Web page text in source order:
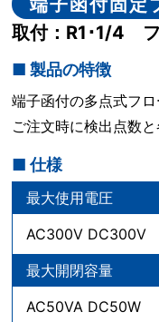
取付：R1･1/4
■ 製品の特徴
端子函付の多点式フロ
ご注文時に検出点数
■ 仕様
最大使用電圧
AC300V DC300V
最大開閉容量
AC50VA DC50W